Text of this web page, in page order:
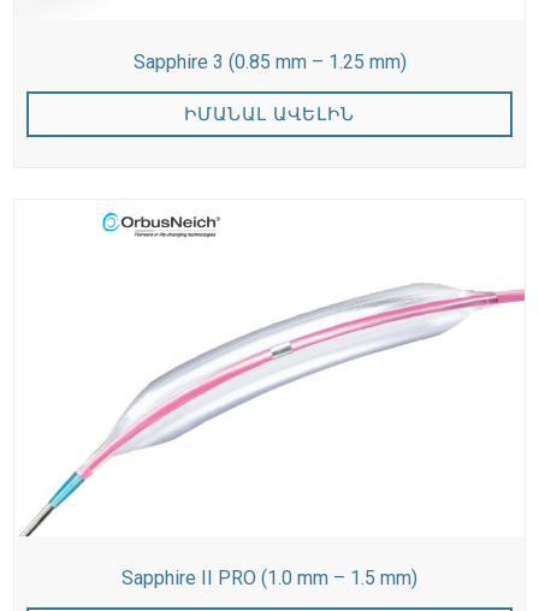
Sapphire 3 (0.85 mm – 1.25 mm)
ԻՄԱՆԱԼ ԱՎԵԼԻՆ
Sapphire II PRO (1.0 mm – 1.5 mm)